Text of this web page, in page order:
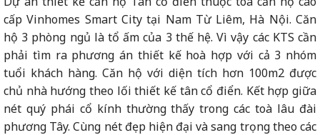
cấp Vinhomes Smart City tại Nam Từ Liêm, Hà Nội. Căn
hộ 3 phòng ngủ là tổ ấm của 3 thế hệ. Vì vậy các KTS cần
phải tìm ra phương án thiết kế hoà hợp với cả 3 nhóm
tuổi khách hàng. Căn hộ với diện tích hơn 100m2 được
chủ nhà hướng theo lối thiết kế tân cổ điển. Kết hợp giữa
nét quý phái cổ kính thường thấy trong các toà lâu đài
phương Tây. Cùng nét đẹp hiện đại và sang trọng theo các